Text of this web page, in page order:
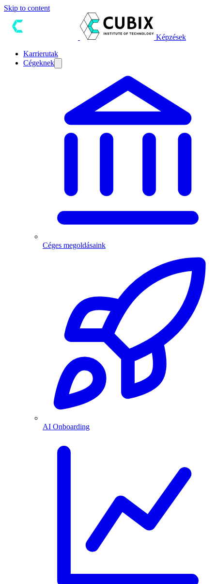
Skip to content
Képzések
Karrierutak
Cégeknek
Céges megoldásaink
AI Onboarding